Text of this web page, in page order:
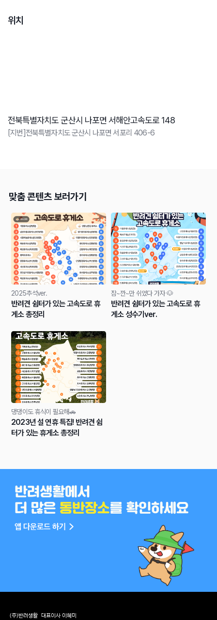
위치
전북특별자치도 군산시 나포면 서해안고속도로 148
[지번]전북특별자치도 군산시 나포면 서포리 406-6
맞춤 콘텐츠 보러가기
2025추석ver.
반려견 쉼터가 있는 고속도로 휴
게소 총정리
잠~깐~만 쉬었다 가자 🐶
반려견 쉼터가 있는 고속도로 휴
게소 성수기ver.
댕댕이도 휴식이 필요해🚗
2023년 설 연휴 특집! 반려견 쉼
터가 있는 휴게소 총정리
(주)반려생활 대표이사 이혜미